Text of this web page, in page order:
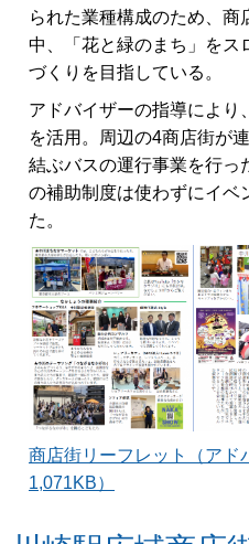
られた業種構成のため、商
中、「花と緑のまち」をス
づくりを目指している。
アドバイザーの指導により
を活用。周辺の4商店街が
結ぶバスの運行事業を行っ
の補助制度は使わずにイベ
た。
商店街リーフレット（アド
1,071KB）